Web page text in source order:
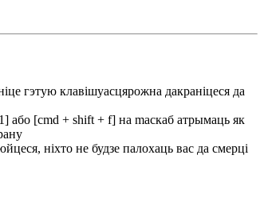
гэтую клавішуасцярожна дакраніцеся да
або [cmd + shift + f] на macкаб атрымаць як
ніхто не будзе палохаць вас да смерці